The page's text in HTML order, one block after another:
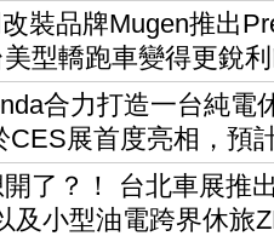
裝品牌Mugen推出
型轎跑車變得更銳
合力打造一台純電
CES展首度亮相，預
了？！ 台北車展推
及小型油電跨界休旅